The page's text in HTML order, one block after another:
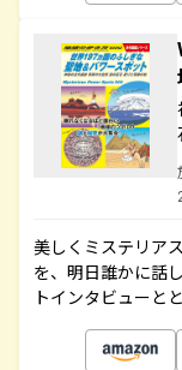
美しくミステリア
を、明日誰かに話
トインタビューと